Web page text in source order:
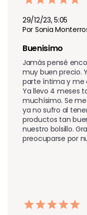
29/12/23, 5:05
Por Sonia
Buenisimo
Jamás pensé
muy buen precio.
parte íntima y me
Ya llevo 4 meses
muchísimo. Se
ya no sufro al
productos tan
nuestro bolsillo.
preocuparse por